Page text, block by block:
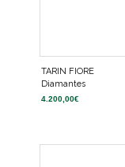
TARIN FIORE
Diamantes
4.200,00€